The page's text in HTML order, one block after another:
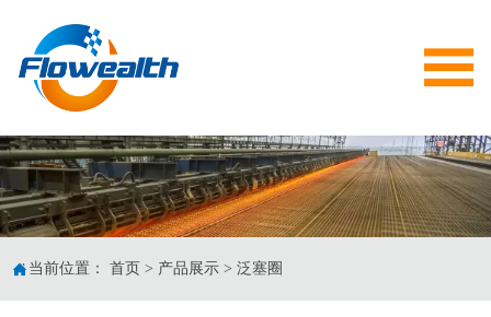

 当前位置： 首页 > 产品展示 > 泛塞圈